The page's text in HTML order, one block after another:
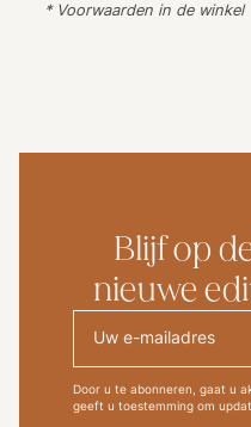
* Voorwaarden in de winkel
Blijf op
nieuwe
Door u te abonneren, gaat u
geeft u toestemming om